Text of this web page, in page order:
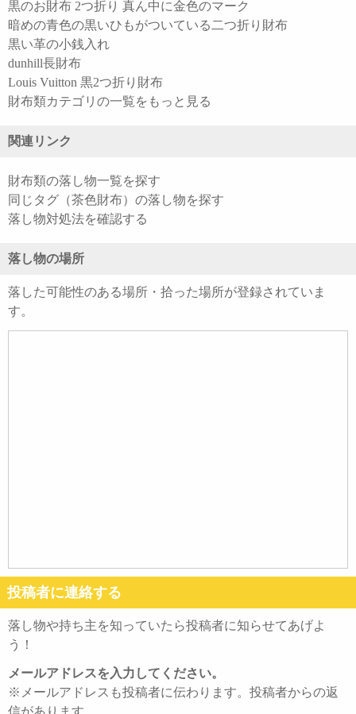
黒のお財布 2つ折り 真ん中に金色のマーク
暗めの青色の黒いひもがついている二つ折り財布
黒い革の小銭入れ
dunhill長財布
Louis Vuitton 黒2つ折り財布
財布類カテゴリの一覧をもっと見る
関連リンク
財布類の落し物一覧を探す
同じタグ（茶色財布）の落し物を探す
落し物対処法を確認する
落し物の場所
落した可能性のある場所・拾った場所が登録されていま
す。
投稿者に連絡する
落し物や持ち主を知っていたら投稿者に知らせてあげよ
う！
メールアドレスを入力してください。
※メールアドレスも投稿者に伝わります。投稿者からの返
信があります。